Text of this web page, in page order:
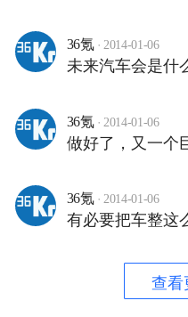
36氪 · 2014-01-06
未来汽车会是什
36氪 · 2014-01-06
做好了，又一个
36氪 · 2014-01-06
有必要把车整这
查看